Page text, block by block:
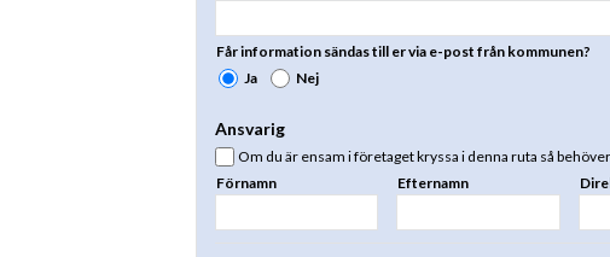
Får information sändas till er via e-post från kommunen?
Ja
Nej
Ansvarig
Om du är ensam i företaget kryssa i denna ruta så
Förnamn
Efternamn